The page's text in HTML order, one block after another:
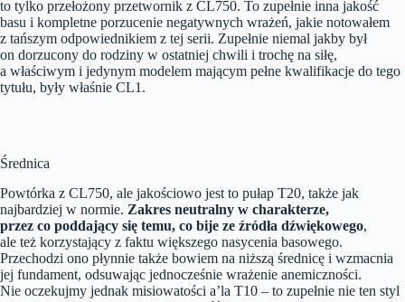
to tylko przełożony przetwornik z CL750. To zupełnie inna jakość
basu i kompletne porzucenie negatywnych wrażeń, jakie notowałem
z tańszym odpowiednikiem z tej serii. Zupełnie niemal jakby był
on dorzucony do rodziny w ostatniej chwili i trochę na siłę,
a właściwym i jedynym modelem mającym pełne kwalifikacje do tego
tytułu, były właśnie CL1.
Średnica
Powtórka z CL750, ale jakościowo jest to pułap T20, także jak
najbardziej w normie. Zakres neutralny w charakterze,
przez co poddający się temu, co bije ze źródła dźwiękowego,
ale też korzystający z faktu większego nasycenia basowego.
Przechodzi ono płynnie także bowiem na niższą średnicę i wzmacnia
jej fundament, odsuwając jednocześnie wrażenie anemiczności.
Nie oczekujmy jednak misiowatości a’la T10 – to zupełnie nie ten styl